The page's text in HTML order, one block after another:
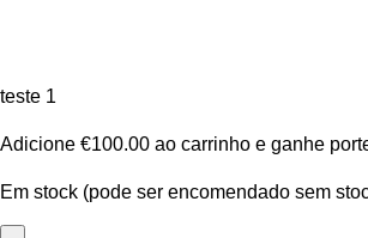
teste 1
Adicione €100.00 ao carrinho e ganhe
Em stock (pode ser encomendado sem